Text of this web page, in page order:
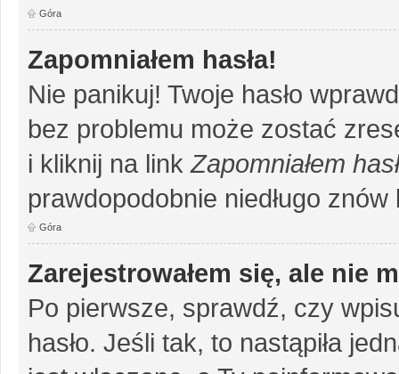
Góra
Zapomniałem hasła!
Nie panikuj! Twoje hasło
bez problemu może zostać
i kliknij na link Zapomniałem
prawdopodobnie niedługo
Góra
Zarejestrowałem się, ale nie
Po pierwsze, sprawdź, czy
hasło. Jeśli tak, to nastąpiła